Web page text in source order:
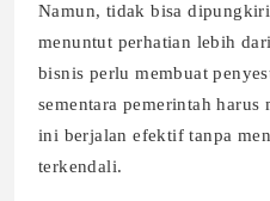
Namun, tidak bisa
menuntut perhatian lebih
bisnis perlu membuat
sementara pemerintah
ini berjalan efektif tanpa
terkendali.